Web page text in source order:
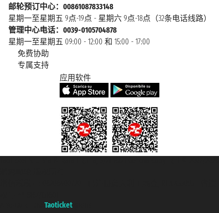
邮轮预订中心：00861087833148
星期一至星期五 9点-19点 - 星期六 9点-18点（32条电话线路）
管理中心电话：0039-0105704878
星期一至星期五 09:00 - 12:00 和 15:00 - 17:00
免费协助
专属支持
应用软件
Taoticket